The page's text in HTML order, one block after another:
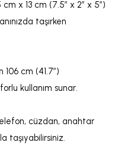
cm x 13 cm (7.5” x 2” x 5”)
taşırken
106 cm (41.7”)
kullanım sunar.
cüzdan, anahtar
taşıyabilirsiniz.